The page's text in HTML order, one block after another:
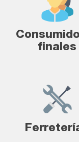
finales